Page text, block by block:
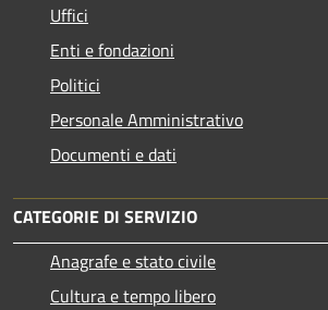
Uffici
Enti e fondazioni
Politici
Personale Amministrativo
Documenti e dati
CATEGORIE DI SERVIZIO
Anagrafe e stato civile
Cultura e tempo libero